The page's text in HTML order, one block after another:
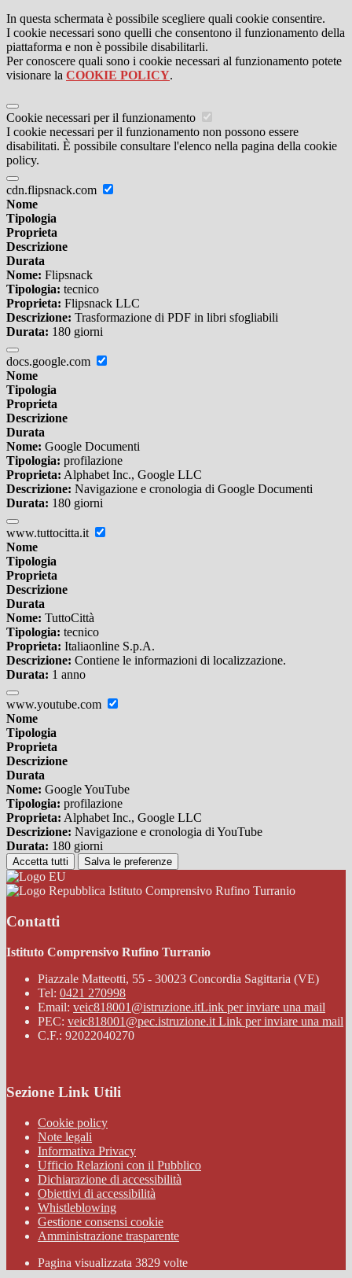
In questa schermata è possibile scegliere quali cookie consentire.
I cookie necessari sono quelli che consentono il funzionamento della
piattaforma e non è possibile disabilitarli.
Per conoscere quali sono i cookie necessari al funzionamento potete
visionare la COOKIE POLICY.
Cookie necessari per il funzionamento
I cookie necessari per il funzionamento non possono essere
disabilitati. È possibile consultare l'elenco nella pagina della cookie
policy.
cdn.flipsnack.com
Nome
Tipologia
Proprieta
Descrizione
Durata
Nome: Flipsnack
Tipologia: tecnico
Proprieta: Flipsnack LLC
Descrizione: Trasformazione di PDF in libri sfogliabili
Durata: 180 giorni
docs.google.com
Nome
Tipologia
Proprieta
Descrizione
Durata
Nome: Google Documenti
Tipologia: profilazione
Proprieta: Alphabet Inc., Google LLC
Descrizione: Navigazione e cronologia di Google Documenti
Durata: 180 giorni
www.tuttocitta.it
Nome
Tipologia
Proprieta
Descrizione
Durata
Nome: TuttoCittà
Tipologia: tecnico
Proprieta: Italiaonline S.p.A.
Descrizione: Contiene le informazioni di localizzazione.
Durata: 1 anno
www.youtube.com
Nome
Tipologia
Proprieta
Descrizione
Durata
Nome: Google YouTube
Tipologia: profilazione
Proprieta: Alphabet Inc., Google LLC
Descrizione: Navigazione e cronologia di YouTube
Durata: 180 giorni
Accetta tutti Salva le preferenze
Istituto Comprensivo Rufino Turranio
Contatti
Istituto Comprensivo Rufino Turranio
Piazzale Matteotti, 55 - 30023 Concordia Sagittaria (VE)
Tel: 0421 270998
Email: veic818001@istruzione.itLink per inviare una mail
PEC: veic818001@pec.istruzione.it Link per inviare una mail
C.F.: 92022040270
Sezione Link Utili
Cookie policy
Note legali
Informativa Privacy
Ufficio Relazioni con il Pubblico
Dichiarazione di accessibilità
Obiettivi di accessibilità
Whistleblowing
Gestione consensi cookie
Amministrazione trasparente
Pagina visualizzata 3829 volte